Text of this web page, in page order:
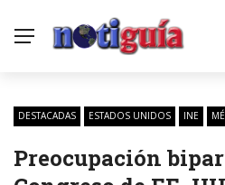
DESTACADAS ESTADOS UNIDOS INE
Preocupación